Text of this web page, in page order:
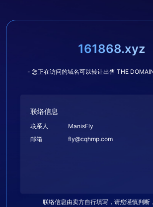
161868.xyz
- 您正在访问的域名可以转让出售 THE
联络信息
联系人
ManisFly
邮箱
fly@cqhmp.com
联络信息由卖方自行填写，请您谨慎判断